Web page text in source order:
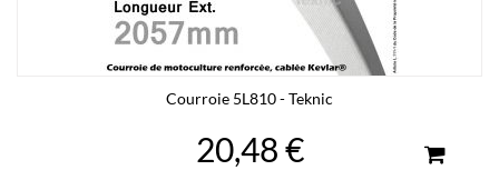
Courroie 5L810 - Teknic
20,48 €